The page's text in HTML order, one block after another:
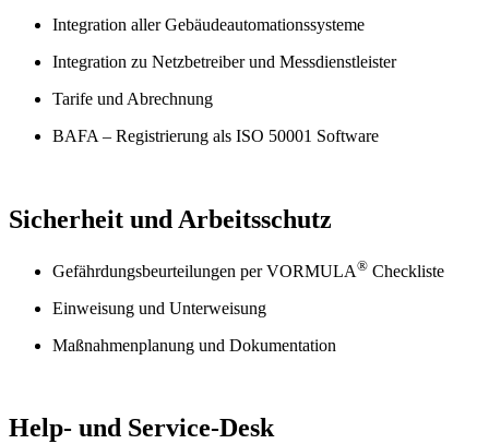
Integration aller Gebäudeautomationssysteme
Integration zu Netzbetreiber und Messdienstleister
Tarife und Abrechnung
BAFA – Registrierung als ISO 50001 Software
Sicherheit und Arbeitsschutz
Gefährdungsbeurteilungen per VORMULA® Checkliste
Einweisung und Unterweisung
Maßnahmenplanung und Dokumentation
Help- und Service-Desk